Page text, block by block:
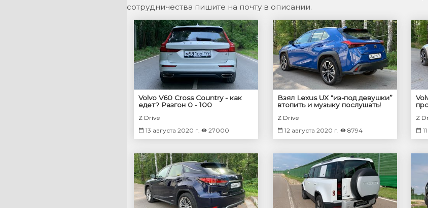
сотрудничества пишите на почту в описании.
Volvo V60 Cross Country - как
едет? Разгон 0 - 100
Z Drive
13 августа 2020 г.
27000
Взял Lexus UX "из-под девушки”
втопить и музыку послушать!
Z Drive
12 августа 2020 г.
8794
Z